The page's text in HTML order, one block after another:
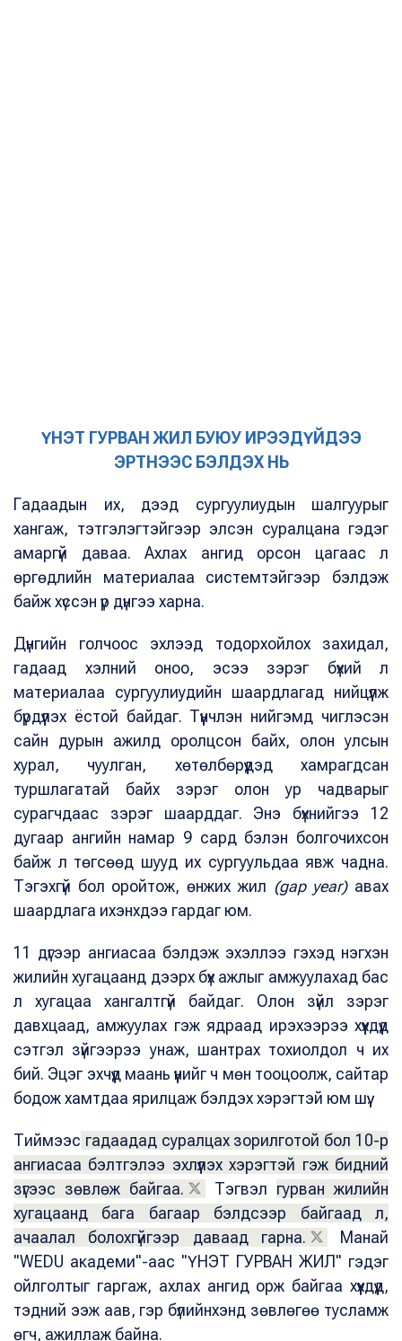
ҮНЭТ ГУРВАН ЖИЛ БУЮУ ИРЭЭДҮЙДЭЭ
ЭРТНЭЭС БЭЛДЭХ НЬ
Гадаадын их, дээд сургуулиудын шалгуурыг
хангаж, тэтгэлэгтэйгээр элсэн суралцана гэдэг
амаргүй даваа. Ахлах ангид орсон цагаас л
өргөдлийн материалаа системтэйгээр бэлдэж
байж хүссэн үр дүнгээ харна.
Дүнгийн голчоос эхлээд тодорхойлох захидал,
гадаад хэлний оноо, эсээ зэрэг бүхий л
материалаа сургуулиудийн шаардлагад нийцүүлж
бүрдүүлэх ёстой байдаг. Түүнчлэн нийгэмд чиглэсэн
сайн дурын ажилд оролцсон байх, олон улсын
хурал, чуулган, хөтөлбөрүүдэд хамрагдсан
туршлагатай байх зэрэг олон ур чадварыг
сурагчдаас зэрэг шаарддаг. Энэ бүхнийгээ 12
дугаар ангийн намар 9 сард бэлэн болгочихсон
байж л төгсөөд шууд их сургуульдаа явж чадна.
Тэгэхгүй бол оройтож, өнжих жил (gap year) авах
шаардлага ихэнхдээ гардаг юм.
11 дүгээр ангиасаа бэлдэж эхэллээ гэхэд нэгхэн
жилийн хугацаанд дээрх бүх ажлыг амжуулахад бас
л хугацаа хангалтгүй байдаг. Олон зүйл зэрэг
давхцаад, амжуулах гэж ядраад ирэхээрээ хүүхдүүд
сэтгэл зүйгээрээ унаж, шантрах тохиолдол ч их
бий. Эцэг эхчүүд маань үүнийг ч мөн тооцоолж, сайтар
бодож хамтдаа ярилцаж бэлдэх хэрэгтэй юм шүү.
Тиймээс гадаадад суралцах зорилготой бол 10-р
ангиасаа бэлтгэлээ эхлүүлэх хэрэгтэй гэж бидний
зүгээс зөвлөж байгаа.
Тэгвэл гурван жилийн
хугацаанд бага багаар бэлдсээр байгаад л,
ачаалал болохгүйгээр даваад гарна.
Манай
"WEDU академи"-аас "ҮНЭТ ГУРВАН ЖИЛ" гэдэг
ойлголтыг гаргаж, ахлах ангид орж байгаа хүүхдүүд,
тэдний ээж аав, гэр бүлийнхэнд зөвлөгөө тусламж
өгч, ажиллаж байна.